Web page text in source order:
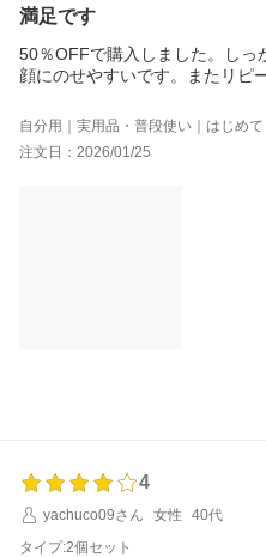
満足です
50％OFFで購入しました。しっ
顔にのせやすいです。またリピ
自分用｜実用品・普段使い｜はじめて
注文日：2026/01/25
4
yachuco09さん
女性
40代
タイプ:2個セット